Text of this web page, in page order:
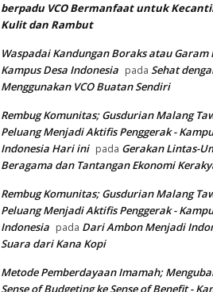
berpadu VCOBermanfaat untuk
Kulit dan Rambut
Waspadai Kandungan Boraks atau Garam
Kampus Desa Indonesia pada Sehat
Menggunakan VCO Buatan Sendiri
Rembug Komunitas; Gusdurian Malang
Peluang Menjadi Aktifis Penggerak -
Indonesia Hari ini pada Gerakan Lintas-
Beragama dan Tantangan Ekonomi
Rembug Komunitas; Gusdurian Malang
Peluang Menjadi Aktifis Penggerak -
Indonesia pada Dari Ambon Menjadi
Suara dari Kana Kopi
Metode Pemberdayaan Imamah;
Sense of Budgeting ke Sense of Benefit -